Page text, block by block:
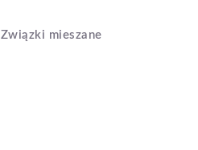
Związki mieszane